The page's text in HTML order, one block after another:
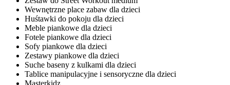
Wewnętrzne place zabaw dla dzieci
Huśtawki do pokoju dla dzieci
Meble piankowe dla dzieci
Fotele piankowe dla dzieci
Sofy piankowe dla dzieci
Zestawy piankowe dla dzieci
Suche baseny z kulkami dla dzieci
Tablice manipulacyjne i sensoryczne dla dzieci
Masterkidz